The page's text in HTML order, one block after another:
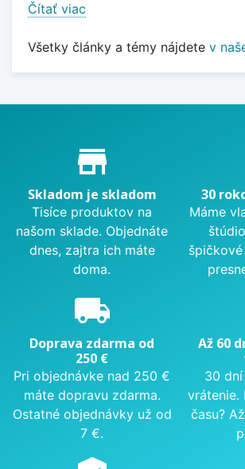
Čítať viac
Všetky články a témy nájdete v
Proč nakupovat u nás?
store_mall_directory
Skladom je skladom
Tisíce produktov na
našom sklade. Objednáte
dnes, zajtra ich máte
doma.
30
Máme
local_shipping
Doprava zdarma od
250 €
Pri objednávke nad 250 €
máte dopravu zdarma.
Ostatné objednávky už od
7 €.
Až 60
30
vrátenie.
času?